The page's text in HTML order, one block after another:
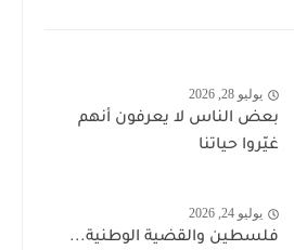
يوليو 28, 2026
بعض الناس لا يعرفون أنهم
غيّروا حياتنا
يوليو 24, 2026
فلسطين والقضية الوطنية...